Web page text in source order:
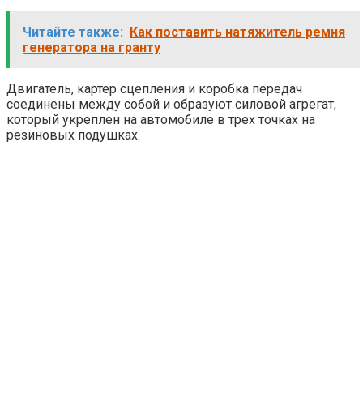
Читайте также:
Как поставить натяжитель ремня
генератора на гранту
Двигатель, картер сцепления и коробка передач
соединены между собой и образуют силовой агрегат,
который укреплен на автомобиле в трех точках на
резиновых подушках.